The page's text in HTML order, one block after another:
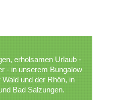
erholsamen Urlaub -
- in unserem Bungalow
und der Rhön, in
Bad Salzungen.